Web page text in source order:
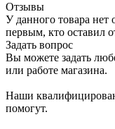
Отзывы
У данного товара нет
первым, кто оставил
Задать вопрос
Вы можете задать
или работе магазина.
Наши
помогут.